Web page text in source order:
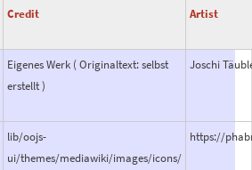
Credit Artist
Eigenes Werk ( Originaltext: selbst
erstellt )
Joschi
lib/oojs-
ui/themes/mediawiki/images/icons/
https://